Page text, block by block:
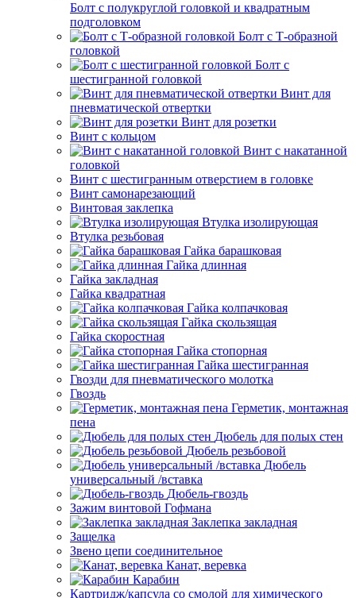
Болт с полукруглой головкой и квадратным
подголовком
Болт с Т-образной
головкой
Болт с
шестигранной головкой
Винт для
пневматической отвертки
Винт для розетки
Винт с кольцом
Винт с накатанной
головкой
Винт с шестигранным отверстием в головке
Винт самонарезающий
Винтовая заклепка
Втулка изолирующая
Втулка резьбовая
Гайка барашковая
Гайка длинная
Гайка закладная
Гайка квадратная
Гайка колпачковая
Гайка скользящая
Гайка скоростная
Гайка стопорная
Гайка шестигранная
Гвозди для пневматического молотка
Гвоздь
Герметик, монтажная
пена
Дюбель для полых стен
Дюбель резьбовой
Дюбель
универсальный /вставка
Дюбель-гвоздь
Зажим винтовой Гофмана
Заклепка закладная
Защелка
Звено цепи соединительное
Канат, веревка
Карабин
Картридж/капсула со смолой для химического